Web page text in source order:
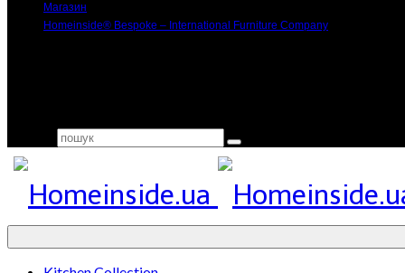
Магазин
Homeinside® Bespoke – International Furniture Company